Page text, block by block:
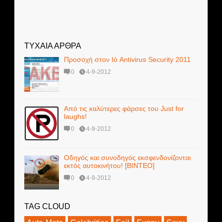
ΤΥΧΑΙΑ ΑΡΘΡΑ
Προσοχή στον Ιό Antivirus Security 2011
0 4-9-2012
Από τις καλύτερες φάρσες του Just for
laughs!
0 4-9-2012
Οδηγός και συνοδηγός εκσφενδονίζονται
εκτός αυτοκινήτου! [BINTEO]
0 4-9-2012
TAG CLOUD